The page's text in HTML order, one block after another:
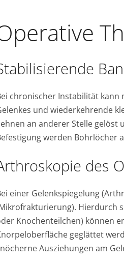
chronischer Instabilität kann
und wiederkehrende
an anderer Stelle gelöst
werden Bohrlöcher
des
einer Gelenkspiegelung
Hierdurch
Knochenteilchen) können
geglättet
Ausziehungen am